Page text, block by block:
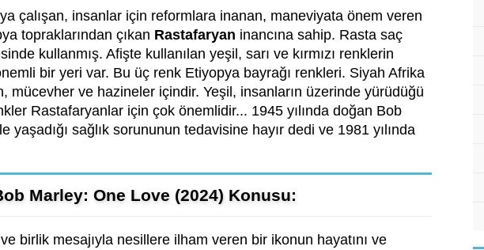
çalışan, insanlar için reformlara inanan, maneviyata önem veren
topraklarından çıkan Rastafaryan inancına sahip. Rasta saç
kullanmış. Afişte kullanılan yeşil, sarı ve kırmızı renklerin
bir yeri var. Bu üç renk Etiyopya bayrağı renkleri. Siyah Afrika
mücevher ve hazineler içindir. Yeşil, insanların üzerinde yürüdüğü
Rastafaryanlar için çok önemlidir... 1945 yılında doğan Bob
yaşadığı sağlık sorununun tedavisine hayır dedi ve 1981 yılında
Marley: One Love (2024) Konusu:
birlik mesajıyla nesillere ilham veren bir ikonun hayatını ve